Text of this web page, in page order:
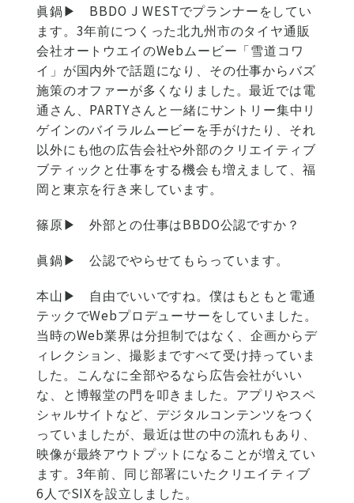
眞鍋▶
BBDO J WESTでプランナーをしてい
ます。3年前につくった北九州市のタイヤ通販
会社オートウエイのWebムービー「雪道コワ
イ」が国内外で話題になり、その仕事からバズ
施策のオファーが多くなりました。最近では電
通さん、PARTYさんと一緒にサントリー集中リ
ゲインのバイラルムービーを手がけたり、それ
以外にも他の広告会社や外部のクリエイティブ
ブティックと仕事をする機会も増えまして、福
岡と東京を行き来しています。
篠原▶
外部との仕事はBBDO公認ですか？
眞鍋▶
公認でやらせてもらっています。
本山▶
自由でいいですね。僕はもともと電通
テックでWebプロデューサーをしていました。
当時のWeb業界は分担制ではなく、企画からデ
ィレクション、撮影まですべて受け持っていま
した。こんなに全部やるなら広告会社がいい
な、と博報堂の門を叩きました。アプリやスペ
シャルサイトなど、デジタルコンテンツをつく
っていましたが、最近は世の中の流れもあり、
映像が最終アウトプットになることが増えてい
ます。3年前、同じ部署にいたクリエイティブ
6人でSIXを設立しました。